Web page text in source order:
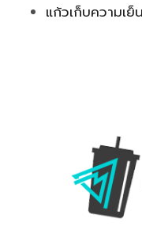
แก้วเก็บความเ